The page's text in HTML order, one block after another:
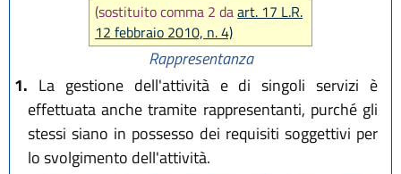
(sostituito comma 2 daart. 17 L.R.
12 febbraio 2010, n. 4)
Rappresentanza
1. La gestione dell'attività e di singoli servizi è
effettuata anche tramite rappresentanti, purché gli
stessi siano in possesso dei requisiti soggettivi per
lo svolgimento dell'attività.